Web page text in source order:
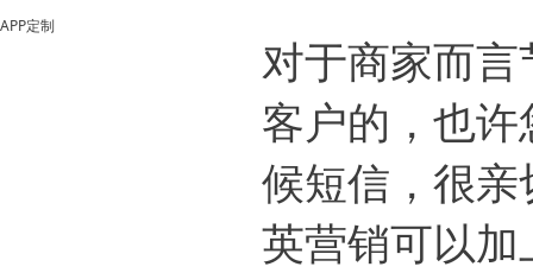
APP定制
对于商家而
客户的，也
候短信，很
英营销可以